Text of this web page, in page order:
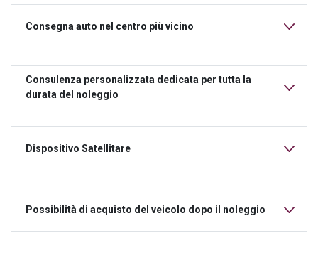
Consegna auto nel centro più vicino
Consulenza personalizzata dedicata per tutta la
durata del noleggio
Dispositivo Satellitare
Possibilità di acquisto del veicolo dopo il noleggio